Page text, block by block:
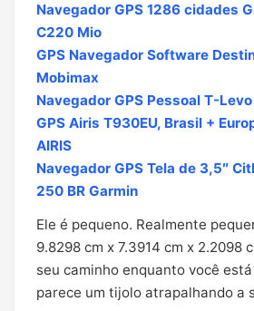
Navegador GPS 1286 cidades
C220 Mio
GPS Navegador Software
Mobimax
Navegador GPS Pessoal T-
GPS Airis T930EU, Brasil +
AIRIS
Navegador GPS Tela de 3,5″
250 BR Garmin
Ele é pequeno. Realmente
9.8298 cm x 7.3914 cm x 2.2098
seu caminho enquanto você
parece um tijolo atrapalhando a